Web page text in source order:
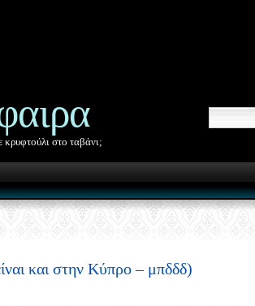
στο ταβάνι;
και στην Κύπρο – μπδδδ)